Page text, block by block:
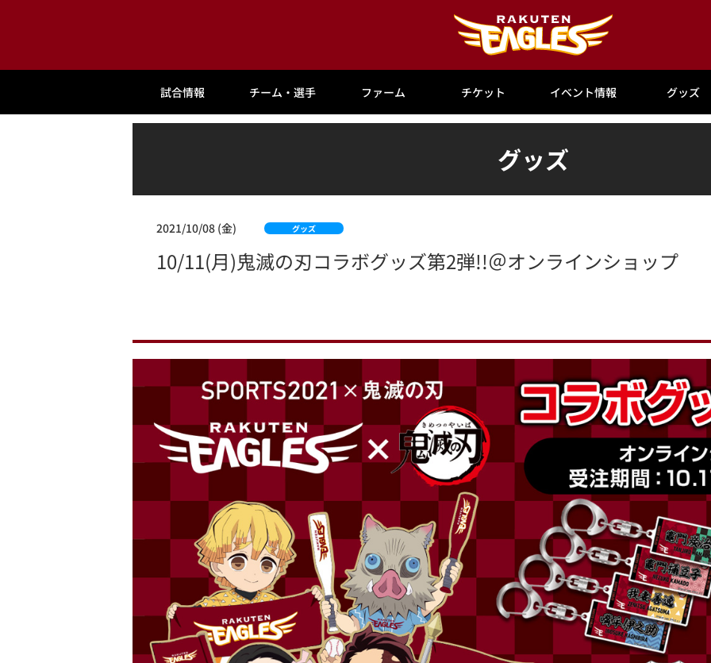
試合情報 チーム・選手 ファーム チケット イベント情報 グッズ
グッズ
2021/10/08 (金) グッズ
10/11(月)鬼滅の刃コラボグッズ第2弾!!＠オンラインショップ